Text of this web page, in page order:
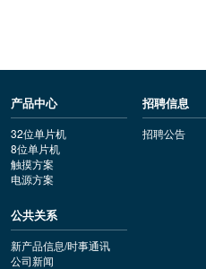
产品中心
32位单片机
8位单片机
触摸方案
电源方案
招聘信息
招聘公告
公共关系
新产品信息/时事通讯
公司新闻